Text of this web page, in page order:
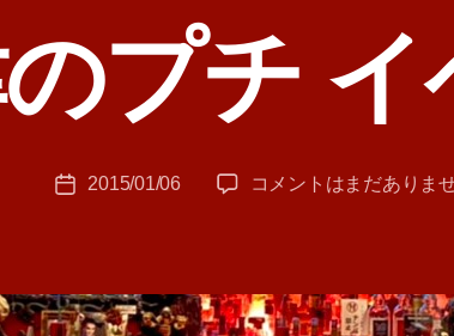
リ
ー
プチ イ
T
投
2015/01/06
会
チ
イ
コメントはまだありま